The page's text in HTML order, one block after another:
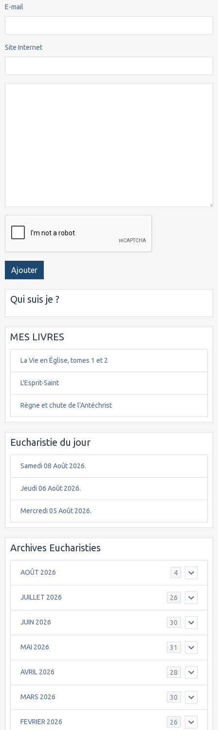
E-mail
Site Internet
Ajouter
Qui suis je ?
MES LIVRES
La Vie en Église, tomes 1 et 2
L'Esprit-Saint
Règne et chute de l'Antéchrist
Eucharistie du jour
Samedi 08 Août 2026.
Jeudi 06 Août 2026.
Mercredi 05 Août 2026.
Archives Eucharisties
AOÛT 2026 4
JUILLET 2026 26
JUIN 2026 30
MAI 2026 31
AVRIL 2026 28
MARS 2026 30
FEVRIER 2026 26